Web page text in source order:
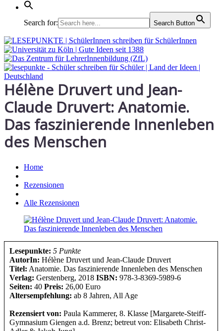
Search for: Search Button
Hélène Druvert und Jean-
Claude Druvert: Anatomie.
Das faszinierende Innenleben
des Menschen
Home
Rezensionen
Alle Rezensionen
Lesepunkte: 5 Punkte
AutorIn: Hélène Druvert und Jean-Claude Druvert
Titel: Anatomie. Das faszinierende Innenleben des Menschen
Verlag: Gerstenberg, 2018 ISBN: 978-3-8369-5989-6
Seiten: 40 Preis: 26,00 Euro
Altersempfehlung: ab 8 Jahren, All Age
Rezensiert von: Paula Kammerer, 8. Klasse [Margarete-Steiff-
Gymnasium Giengen a.d. Brenz; betreut von: Elisabeth Christ-